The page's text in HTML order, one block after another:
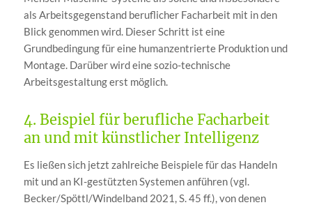
als Arbeitsgegenstand beruflicher Facharbeit mit in den
Blick genommen wird. Dieser Schritt ist eine
Grundbedingung für eine humanzentrierte Produktion und
Montage. Darüber wird eine sozio-technische
Arbeitsgestaltung erst möglich.
4. Beispiel für berufliche Facharbeit
an und mit künstlicher Intelligenz
Es ließen sich jetzt zahlreiche Beispiele für das Handeln
mit und an KI-gestützten Systemen anführen (vgl.
Becker/Spöttl/Windelband 2021, S. 45 ff.), von denen